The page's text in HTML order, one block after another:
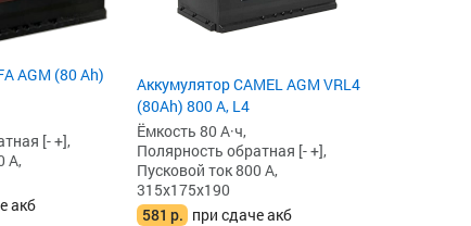
AGM (80 Ah)
[- +],
А,
акб
Аккумулятор CAMEL AGM VRL4
(80Ah) 800 А, L4
Ёмкость 80 А·ч,
Полярность обратная [- +],
Пусковой ток 800 А,
315x175x190
581 р. при сдаче акб